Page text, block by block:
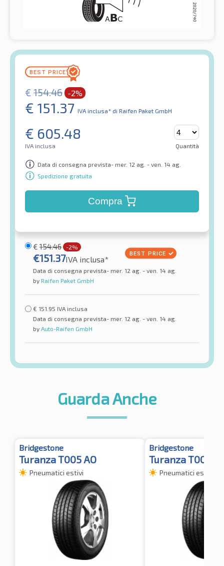
€ 154.46 -2%
€ 151.37 IVA inclusa* di Raifen Paket GmbH
€ 605.48
IVA inclusa Quantità
Data di consegna prevista- mer. 12 ag. - ven. 14 ag.
Spedizione gratuita
Compra
€ 154.46 -2%
€151.37IVA inclusa*
Data di consegna prevista- mer. 12 ag. - ven. 14 ag.
by Raifen Paket GmbH
€ 151.95 IVA inclusa
Data di consegna prevista- mer. 12 ag. - ven. 14 ag.
by Auto-Raifen GmbH
Guarda Anche
Bridgestone
Turanza T005 AO
Pneumatici estivi
Bridgestone
Turanza T005
Pneumatici estivi